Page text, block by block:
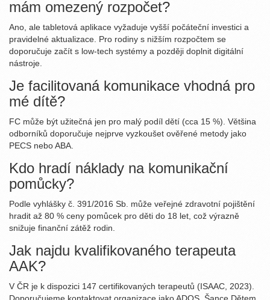
mám omezený rozpočet?
Ano, ale tabletová aplikace vyžaduje vyšší počáteční investici a
pravidelné aktualizace. Pro rodiny s nižším rozpočtem se
doporučuje začít s low‑tech systémy a později doplnit digitální
nástroje.
Je facilitovaná komunikace vhodná pro
mé dítě?
FC může být užitečná jen pro malý podíl dětí (cca 15 %). Většina
odborníků doporučuje nejprve vyzkoušet ověřené metody jako
PECS nebo ABA.
Kdo hradí náklady na komunikační
pomůcky?
Podle vyhlášky č. 391/2016 Sb. může veřejné zdravotní pojištění
hradit až 80 % ceny pomůcek pro děti do 18 let, což výrazně
snižuje finanční zátěž rodin.
Jak najdu kvalifikovaného terapeuta
AAK?
V ČR je k dispozici 147 certifikovaných terapeutů (ISAAC, 2023).